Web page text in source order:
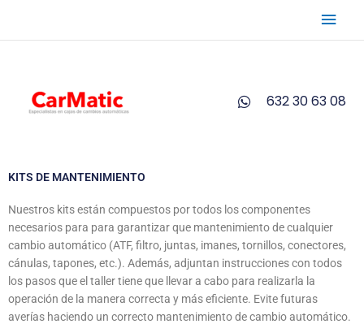
contenido
632 30 63 08
KITS DE MANTENIMIENTO
Nuestros kits están compuestos por todos los componentes
necesarios para para garantizar que mantenimiento de cualquier
cambio automático (ATF, filtro, juntas, imanes, tornillos, conectores,
cánulas, tapones, etc.). Además, adjuntan instrucciones con todos
los pasos que el taller tiene que llevar a cabo para realizarla la
operación de la manera correcta y más eficiente. Evite futuras
averías haciendo un correcto mantenimiento de cambio automático.